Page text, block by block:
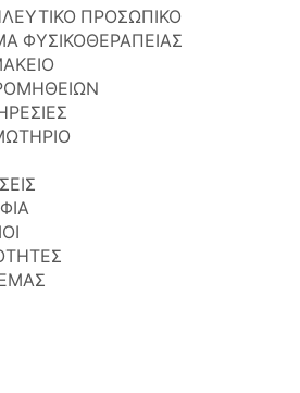
ΠΡΟΣΩΠΙΚΟ
ΦΥΣΙΚΟΘΕΡΑΠΕΙΑΣ